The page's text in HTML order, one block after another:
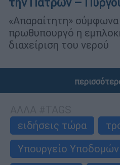
την Πατρών –
«Απαραίτητη»
πρωθυπουργό η
διαχείριση του νερού
ειδήσεις τώρα
Υπουργείο